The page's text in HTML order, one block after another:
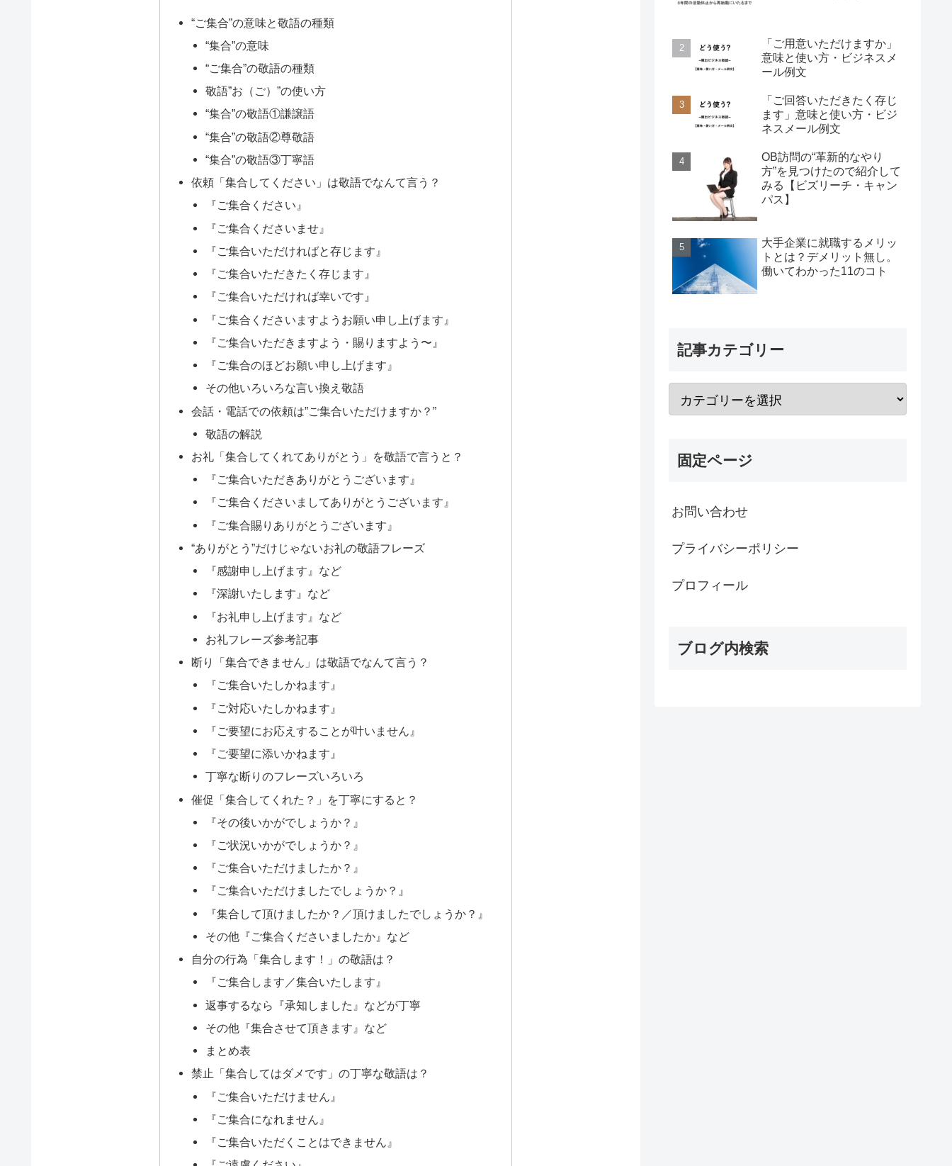
“ご集合”の意味と敬語の種類
“集合”の意味
“ご集合”の敬語の種類
敬語”お（ご）”の使い方
“集合”の敬語①謙譲語
“集合”の敬語②尊敬語
“集合”の敬語③丁寧語
依頼「集合してください」は敬語でなんて言う？
『ご集合ください』
『ご集合くださいませ』
『ご集合いただければと存じます』
『ご集合いただきたく存じます』
『ご集合いただければ幸いです』
『ご集合くださいますようお願い申し上げます』
『ご集合いただきますよう・賜りますよう〜』
『ご集合のほどお願い申し上げます』
その他いろいろな言い換え敬語
会話・電話での依頼は”ご集合いただけますか？”
敬語の解説
お礼「集合してくれてありがとう」を敬語で言うと？
『ご集合いただきありがとうございます』
『ご集合くださいましてありがとうございます』
『ご集合賜りありがとうございます』
“ありがとう”だけじゃないお礼の敬語フレーズ
『感謝申し上げます』など
『深謝いたします』など
『お礼申し上げます』など
お礼フレーズ参考記事
断り「集合できません」は敬語でなんて言う？
『ご集合いたしかねます』
『ご対応いたしかねます』
『ご要望にお応えすることが叶いません』
『ご要望に添いかねます』
丁寧な断りのフレーズいろいろ
催促「集合してくれた？」を丁寧にすると？
『その後いかがでしょうか？』
『ご状況いかがでしょうか？』
『ご集合いただけましたか？』
『ご集合いただけましたでしょうか？』
『集合して頂けましたか？／頂けましたでしょうか？』
その他『ご集合くださいましたか』など
自分の行為「集合します！」の敬語は？
『ご集合します／集合いたします』
返事するなら『承知しました』などが丁寧
その他『集合させて頂きます』など
まとめ表
禁止「集合してはダメです」の丁寧な敬語は？
『ご集合いただけません』
『ご集合になれません』
『ご集合いただくことはできません』
「ご用意いただけますか」
意味と使い方・ビジネスメ
ール例文
「ご回答いただきたく存じ
ます」意味と使い方・ビジ
ネスメール例文
OB訪問の“革新的なやり
方”を見つけたので紹介して
みる【ビズリーチ・キャン
パス】
大手企業に就職するメリッ
トとは？デメリット無し。
働いてわかった11のコト
記事カテゴリー
固定ページ
お問い合わせ
プライバシーポリシー
プロフィール
ブログ内検索